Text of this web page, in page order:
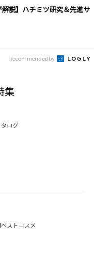
解説】ハチミツ研究＆先進サ
Recommended by
集
ログ
ストコスメ